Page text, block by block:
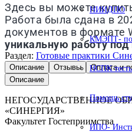
НИИДПО
КМЭПТ-
НСПК
Помощь
ИПО-
Здесь вы можете
Работа была сдана в
документов в формате
уникальную работу под
Раздел: Готовые практики
Описание Отзывы
Оплата и
Описание
НЕГОСУДАРСТВЕННОЕ
«СИНЕРГИЯ»
Факультет Гостеприимства